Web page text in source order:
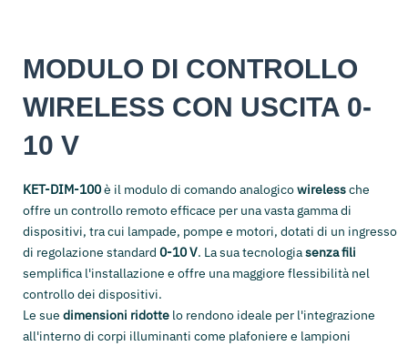
MODULO DI CONTROLLO
WIRELESS CON USCITA 0-
10 V
KET-DIM-100è il modulo di comando analogicowirelessche
offre un controllo remoto efficace per una vasta gamma di
dispositivi, tra cui lampade, pompe e motori, dotati di un ingresso
di regolazione standard 0-10 V. La sua tecnologiasenza fili
semplifica l'installazione e offre una maggiore flessibilità nel
controllo dei dispositivi.
Le sue dimensioni ridotte lo rendono ideale per l'integrazione
all'interno di corpi illuminanti come plafoniere e lampioni